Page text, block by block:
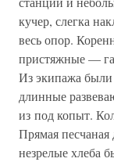
кучер, слегка
весь опор.
пристяжные —
Из экипажа
длинные
из под копыт.
Прямая песчаная
незрелые хлеба